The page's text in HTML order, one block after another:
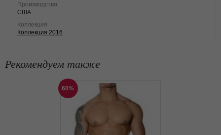
Производство
США
Коллекция
Коллекция 2016
Рекомендуем также
60%